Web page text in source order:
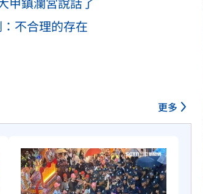
不合理的存在
更多